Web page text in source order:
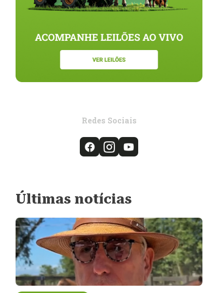
Redes Sociais
Últimas notícias